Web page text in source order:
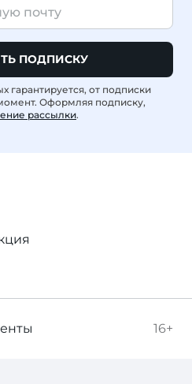
ПОДПИСКУ
гарантируется, от подписки
Оформляя подписку,
рассылки.
16+